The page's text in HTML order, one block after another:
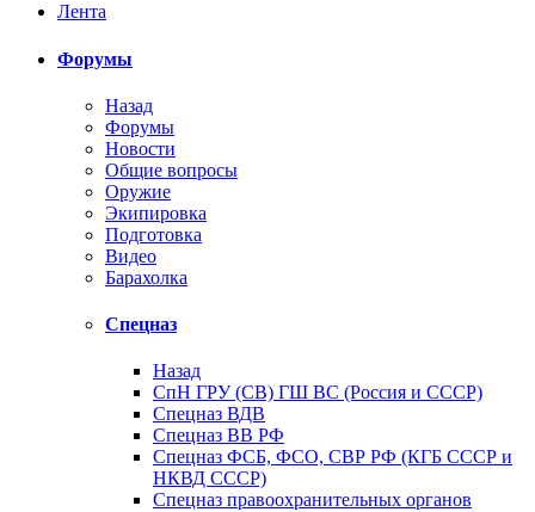
Лента
Форумы
Назад
Форумы
Новости
Общие вопросы
Оружие
Экипировка
Подготовка
Видео
Барахолка
Спецназ
Назад
СпН ГРУ (СВ) ГШ ВС (Россия и СССР)
Спецназ ВДВ
Спецназ ВВ РФ
Спецназ ФСБ, ФСО, СВР РФ (КГБ СССР и
НКВД СССР)
Спецназ правоохранительных органов